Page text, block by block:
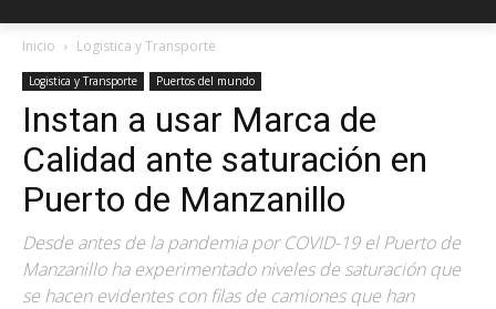
Inicio Logistica y Transporte
Logistica y Transporte Puertos del mundo
Instan a usar Marca de
Calidad ante saturación en
Puerto de Manzanillo
Desde antes de la pandemia por COVID-19 el Puerto de
Manzanillo ha experimentado niveles de saturación que
se hacen evidentes con filas de camiones que han